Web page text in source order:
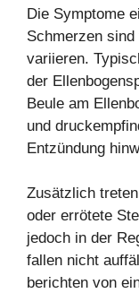
Die Symptome
Schmerzen
variieren.
der
Beule am
und
Entzündung
Zusätzlich
oder errötete
jedoch in der
fallen nicht
berichten von